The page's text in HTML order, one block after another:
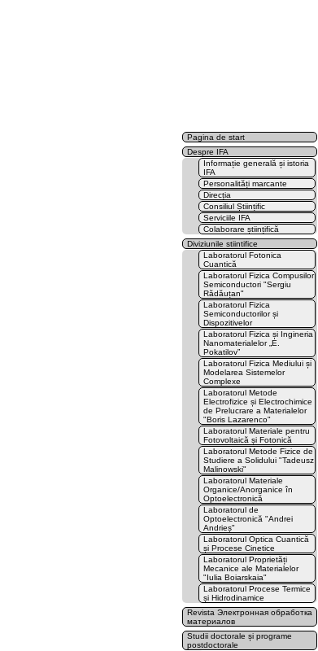
Pagina de start
Despre IFA
Informație generală și istoria
IFA
Personalități marcante
Direcția
Consiliul Științific
Serviciile IFA
Colaborare științifică
Diviziunile stiintifice
Laboratorul Fotonica
Cuantică
Laboratorul Fizica Compusilor
Semiconductori "Sergiu
Rădăuțan"
Laboratorul Fizica
Semiconductorilor și
Dispozitivelor
Laboratorul Fizica și Ingineria
Nanomaterialelor „E.
Pokatilov”
Laboratorul Fizica Mediului și
Modelarea Sistemelor
Complexe
Laboratorul Metode
Electrofizice și Electrochimice
de Prelucrare a Materialelor
"Boris Lazarenco"
Laboratorul Materiale pentru
Fotovoltaică și Fotonică
Laboratorul Metode Fizice de
Studiere a Solidului "Tadeusz
Malinowski"
Laboratorul Materiale
Organice/Anorganice în
Optoelectronică
Laboratorul de
Optoelectronică "Andrei
Andrieș"
Laboratorul Optica Cuantică
și Procese Cinetice
Laboratorul Proprietăți
Mecanice ale Materialelor
"Iulia Boiarskaia"
Laboratorul Procese Termice
și Hidrodinamice
Revista Электронная обработка
материалов
Studii doctorale și programe
postdoctorale